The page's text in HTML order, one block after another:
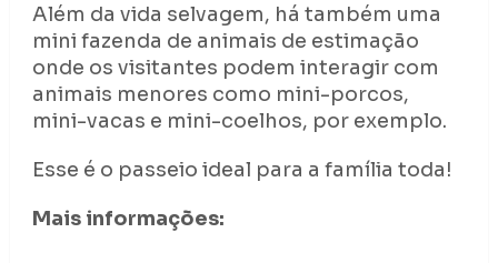
Além da vida selvagem, há também uma
mini fazenda de animais de estimação
onde os visitantes podem interagir com
animais menores como mini-porcos,
mini-vacas e mini-coelhos, por exemplo.
Esse é o passeio ideal para a família toda!
Mais informações: